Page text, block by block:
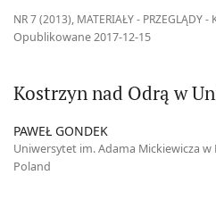
NR 7 (2013), MATERIAŁY - PRZEGLĄDY -
Kostrzyn nad Odrą w
Opublikowane 2017-12-15
PAWEŁ GONDEK
Uniwersytet im. Adama Mickiewicza w
Poland